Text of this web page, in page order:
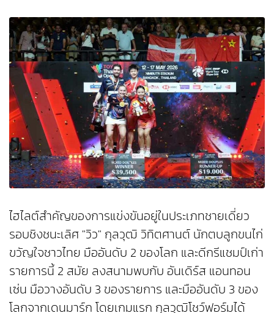
ไฮไลต์สำคัญของการแข่งขันอยู่ในประเภทชายเดี่ยว
รอบชิงชนะเลิศ "วิว" กุลวุฒิ วิทิตศานต์ นักตบลูกขนไก่
ขวัญใจชาวไทย มืออันดับ 2 ของโลก และดีกรีแชมป์เก่า
รายการนี้ 2 สมัย ลงสนามพบกับ อันเดิร์ส แอนทอน
เซ่น มือวางอันดับ 3 ของรายการ และมืออันดับ 3 ของ
โลกจากเดนมาร์ก โดยเกมแรก กุลวุฒิโชว์ฟอร์มได้